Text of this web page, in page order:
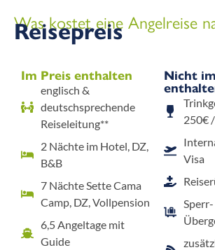
Was kostet eine Angelreise
Reisepreis
Im Preis enthalten
englisch &
deutschsprechende
Reiseleitung**
2 Nächte im Hotel, DZ,
B&B
7 Nächte Sette Cama
Camp, DZ, Vollpension
6,5 Angeltage mit
Guide
Nicht
250€
Visa